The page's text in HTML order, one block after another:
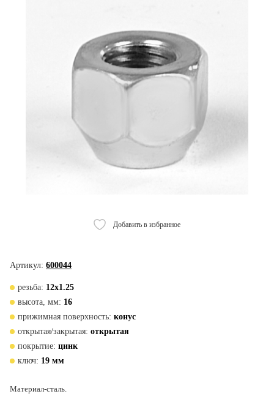
Добавить в избранное
Артикул: 600044
резьба: 12х1.25
высота, мм: 16
прижимная поверхность: конус
открытая/закрытая: открытая
покрытие: цинк
ключ: 19 мм
Материал-сталь.